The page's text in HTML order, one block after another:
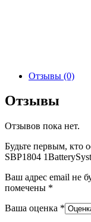
Отзывы (0)
Отзывы
Отзывов пока нет.
Будьте первым, кто
SBP1804
Ваш адрес email не
помечены *
Ваша оценка *